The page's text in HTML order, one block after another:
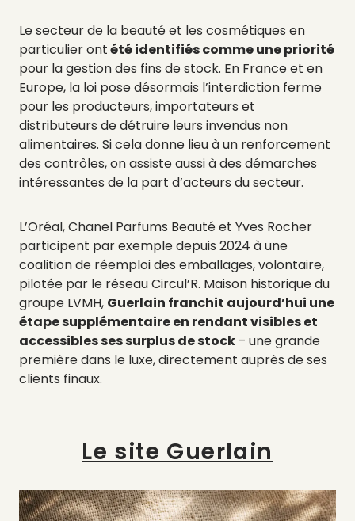
Le secteur de la beauté et les cosmétiques en
particulier ontété identifiés comme une priorité
pour la gestion des fins de stock. En France et en
Europe, la loi pose désormais l’interdiction ferme
pour les producteurs, importateurs et
distributeurs de détruire leurs invendus non
alimentaires. Si cela donne lieu à un renforcement
des contrôles, on assiste aussi à des démarches
intéressantes de la part d’acteurs du secteur.
L’Oréal, Chanel Parfums Beauté et Yves Rocher
participent par exemple depuis 2024 à une
coalition de réemploi des emballages, volontaire,
pilotée par le réseau Circul’R. Maison historique du
groupe LVMH, Guerlain franchit aujourd’hui une
étape supplémentaire en rendant visibles et
accessibles ses surplus de stock– une grande
première dans le luxe, directement auprès de ses
clients finaux.
Le site Guerlain